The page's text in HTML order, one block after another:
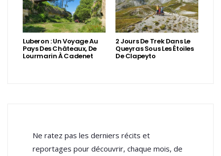
Luberon : Un Voyage Au
Pays Des Châteaux, De
Lourmarin À Cadenet
2 Jours De Trek Dans Le
Queyras Sous Les Étoiles
De Clapeyto
Ne ratez pas les derniers récits et
reportages pour découvrir, chaque mois, de